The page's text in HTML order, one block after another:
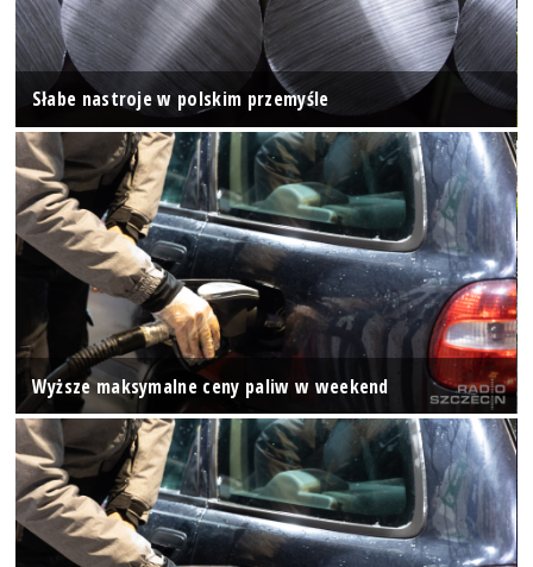
Słabe nastroje w polskim przemyśle
Wyższe maksymalne ceny paliw w weekend